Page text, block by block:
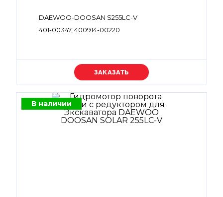
DAEWOO-DOOSAN S255LC-V
401-00347, 400914-00220
Уточняйте цену
В наличии